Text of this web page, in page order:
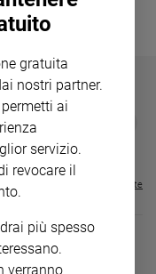
20%
Visualizza tutte le riviste
gratuita
nostri partner.
ai
servizio.
revocare il
più spesso
verranno